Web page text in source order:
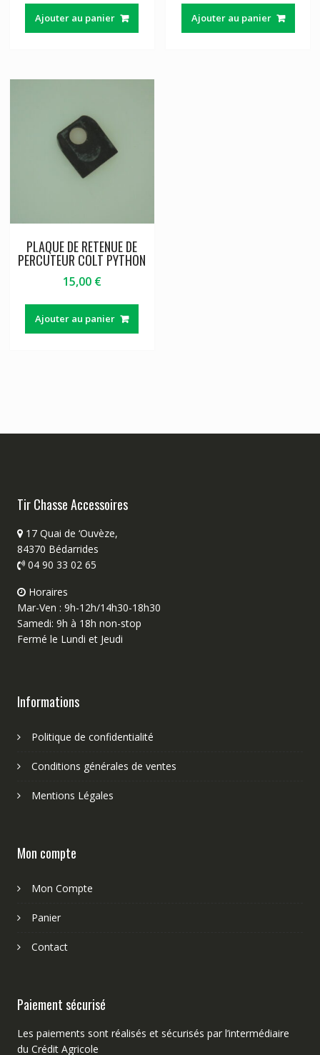
Ajouter au panier Ajouter au panier
PLAQUE DE RETENUE DE
PERCUTEUR COLT PYTHON
15,00 €
Ajouter au panier
Tir Chasse Accessoires
17 Quai de ‘Ouvèze,
84370 Bédarrides
04 90 33 02 65
Horaires
Mar-Ven : 9h-12h/14h30-18h30
Samedi: 9h à 18h non-stop
Fermé le Lundi et Jeudi
Informations
Politique de confidentialité
Conditions générales de ventes
Mentions Légales
Mon compte
Mon Compte
Panier
Contact
Paiement sécurisé
Les paiements sont réalisés et sécurisés par l’intermédiaire
du Crédit Agricole